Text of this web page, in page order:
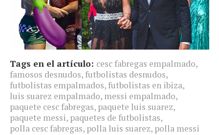
Tags en el artículo: cesc fabregas empalmado,
famosos desnudos, futbolistas desnudos,
futbolistas empalmados, futbolistas en ibiza,
luis suarez empalmado, messi empalmado,
paquete cesc fabregas, paquete luis suarez,
paquete messi, paquetes de futbolistas,
polla cesc fabregas, polla luis suarez, polla messi